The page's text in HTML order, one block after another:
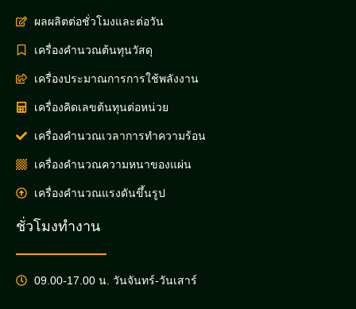
ผลผลิตต่อชั่วโมงและต่อวัน
เครื่องคำนวณต้นทุนวัสดุ
เครื่องประมาณการการใช้พลังงาน
เครื่องคิดเลขต้นทุนต่อหน่วย
เครื่องคำนวณเวลาการทำความร้อน
เครื่องคำนวณความหนาของแผ่น
เครื่องคำนวณแรงดันขึ้นรูป
ชั่วโมงทำงาน
09.00-17.00 น. วันจันทร์-วันเสาร์